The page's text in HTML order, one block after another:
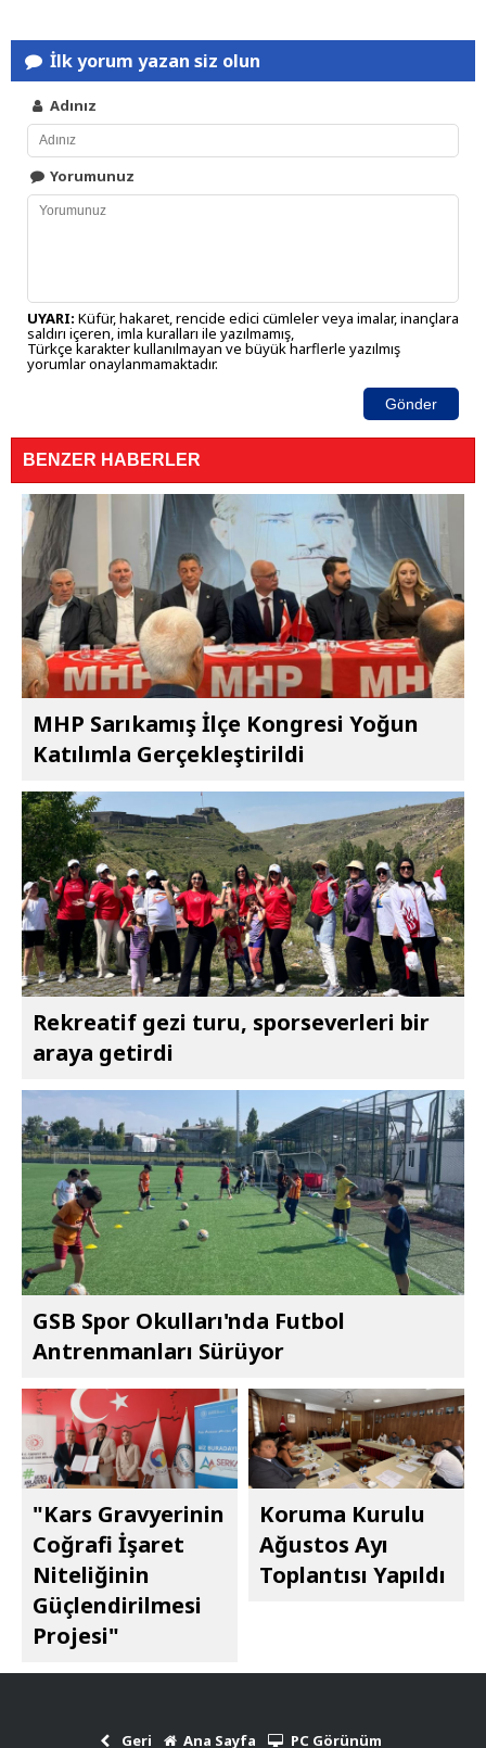
İlk yorum yazan siz olun
Adınız
Yorumunuz
UYARI: Küfür, hakaret, rencide edici cümleler veya imalar, inançlara
saldırı içeren, imla kuralları ile yazılmamış,
Türkçe karakter kullanılmayan ve büyük harflerle yazılmış
yorumlar onaylanmamaktadır.
Gönder
BENZER HABERLER
MHP Sarıkamış İlçe Kongresi Yoğun
Katılımla Gerçekleştirildi
Rekreatif gezi turu, sporseverleri bir
araya getirdi
GSB Spor Okulları'nda Futbol
Antrenmanları Sürüyor
"Kars Gravyerinin
Coğrafi İşaret
Niteliğinin
Güçlendirilmesi
Projesi"
Koruma Kurulu
Ağustos Ayı
Toplantısı Yapıldı
Geri Ana Sayfa PC Görünüm